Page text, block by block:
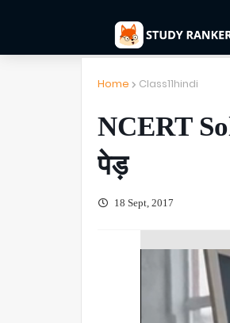
Home Class11hindi
NCERT
पेड़
18 Sept, 2017